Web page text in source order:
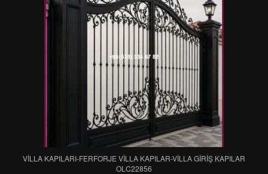
VİLLA KAPILARI-FERFORJE VİLLA KAPILAR-VİLLA GİRİŞ KAPILAR
OLC22856